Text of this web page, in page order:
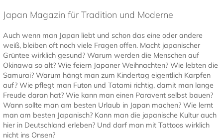
Japan Magazin für Tradition und Moderne
Auch wenn man Japan liebt und schon das eine oder andere
weiß, bleiben oft noch viele Fragen offen. Macht japanischer
Grüntee wirklich gesund? Warum werden die Menschen auf
Okinawa so alt? Wie feiern Japaner Weihnachten? Wie lebten die
Samurai? Warum hängt man zum Kindertag eigentlich Karpfen
auf? Wie pflegt man Futon und Tatami richtig, damit man lange
Freude daran hat? Wie kann man einen Paravent selbst bauen?
Wann sollte man am besten Urlaub in Japan machen? Wie lernt
man am besten Japanisch? Kann man die japanische Kultur auch
hier in Deutschland erleben? Und darf man mit Tattoos wirklich
nicht ins Onsen?